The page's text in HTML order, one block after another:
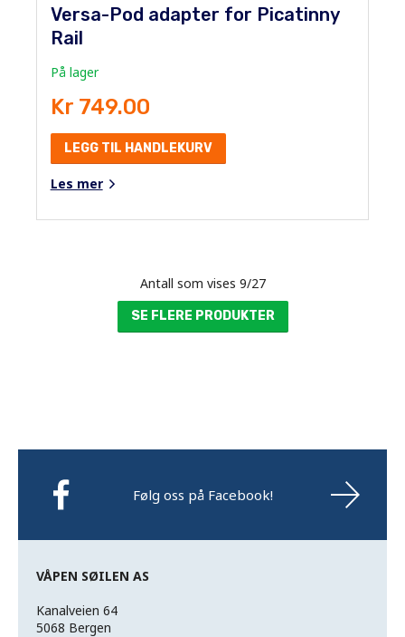
Versa-Pod adapter for Picatinny
Rail
På lager
Kr 749.00
LEGG TIL HANDLEKURV
Les mer
Antall som vises 9/27
SE FLERE PRODUKTER
Følg oss på Facebook!
VÅPEN SØILEN AS
Kanalveien 64
5068 Bergen